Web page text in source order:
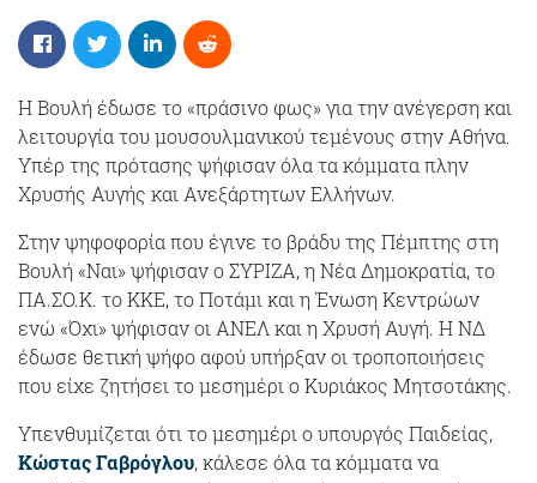
Η Βουλή έδωσε το «πράσινο φως» για την ανέγερση και
λειτουργία του μουσουλμανικού τεμένους στην Αθήνα.
Υπέρ της πρότασης ψήφισαν όλα τα κόμματα πλην
Χρυσής Αυγής και Ανεξάρτητων Ελλήνων.
Στην ψηφοφορία που έγινε το βράδυ της Πέμπτης στη
Βουλή «Ναι» ψήφισαν ο ΣΥΡΙΖΑ, η Νέα Δημοκρατία, το
ΠΑ.ΣΟ.Κ. το ΚΚΕ, το Ποτάμι και η Ένωση Κεντρώων
ενώ «Όχι» ψήφισαν οι ΑΝΕΛ και η Χρυσή Αυγή. Η ΝΔ
έδωσε θετική ψήφο αφού υπήρξαν οι τροποποιήσεις
που είχε ζητήσει το μεσημέρι ο Κυριάκος Μητσοτάκης.
Υπενθυμίζεται ότι το μεσημέρι ο υπουργός Παιδείας,
Κώστας Γαβρόγλου, κάλεσε όλα τα κόμματα να